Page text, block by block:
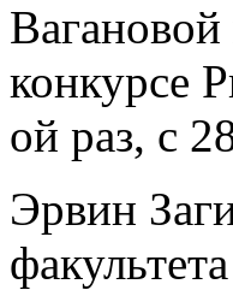
конкурсе
ой раз, с
Эрвин